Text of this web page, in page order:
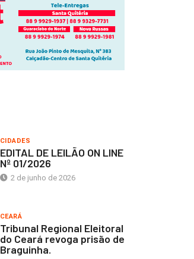
CIDADES
EDITAL DE LEILÃO ON LINE
Nº 01/2026
2 de junho de 2026
CEARÁ
Tribunal Regional Eleitoral
do Ceará revoga prisão de
Braguinha.